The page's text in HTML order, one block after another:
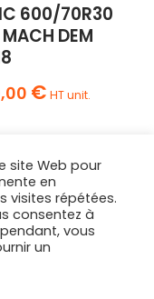
600/70R30
DEM
€ HT unit.
site Web pour
en
visites répétées.
consentez à
vous
un